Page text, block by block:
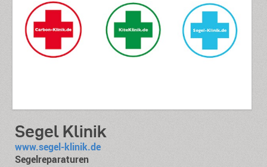
Segel Klinik
www.segel-klinik.de
Segelreparaturen